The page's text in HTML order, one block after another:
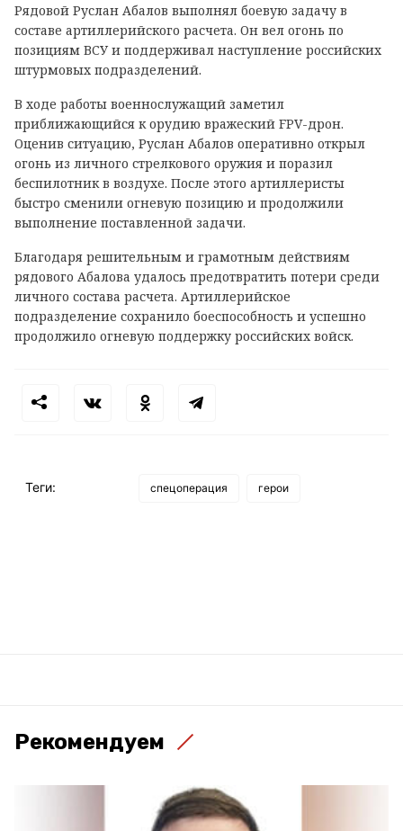
Рядовой Руслан Абалов выполнял боевую задачу в
составе артиллерийского расчета. Он вел огонь по
позициям ВСУ и поддерживал наступление российских
штурмовых подразделений.
В ходе работы военнослужащий заметил
приближающийся к орудию вражеский FPV-дрон.
Оценив ситуацию, Руслан Абалов оперативно открыл
огонь из личного стрелкового оружия и поразил
беспилотник в воздухе. После этого артиллеристы
быстро сменили огневую позицию и продолжили
выполнение поставленной задачи.
Благодаря решительным и грамотным действиям
рядового Абалова удалось предотвратить потери среди
личного состава расчета. Артиллерийское
подразделение сохранило боеспособность и успешно
продолжило огневую поддержку российских войск.
Теги: спецоперация герои
Рекомендуем